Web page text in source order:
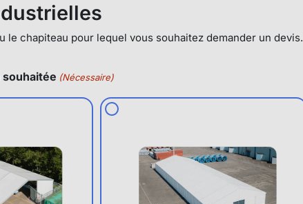
le chapiteau pour lequel vous souhaitez demander un devis.
(Nécessaire)